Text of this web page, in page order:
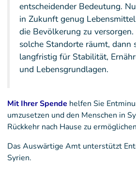
entscheidender Bedeutung.
in Zukunft genug
die Bevölkerung zu
solche Standorte räumt, dann
langfristig für Stabilität,
und Lebensgrundlagen.
Mit Ihrer Spende helfen Sie
umzusetzen und den Menschen in
Rückkehr nach Hause zu
Das Auswärtige Amt unterstützt
Syrien.